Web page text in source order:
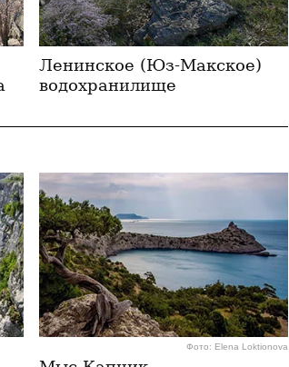
Ленинское (Юз-Макское)
водохранилище
Фото: Elena Loktionova